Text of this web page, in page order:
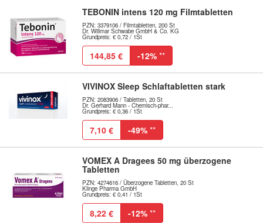
TEBONIN intens 120 mg Filmtabletten
PZN: 3379106 / Filmtabletten, 200 St
Dr. Willmar Schwabe GmbH & Co. KG
Grundpreis: € 0,72 / 1St
144,85 € -12% **
VIVINOX Sleep Schlaftabletten stark
PZN: 2083906 / Tabletten, 20 St
Dr. Gerhard Mann - Chemisch-phar...
Grundpreis: € 0,36 / 1St
7,10 € -49% **
VOMEX A Dragees 50 mg überzogene
Tabletten
PZN: 4274616 / Überzogene Tabletten, 20 St
Klinge Pharma GmbH
Grundpreis: € 0,41 / 1St
8,22 € -12% **